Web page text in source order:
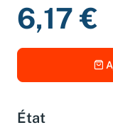
6,17 €
État